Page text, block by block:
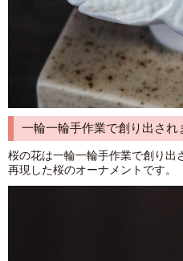
一輪一輪手作業で創り出され
桜の花は一輪一輪手作業で創り出
再現した桜のオーナメントです。